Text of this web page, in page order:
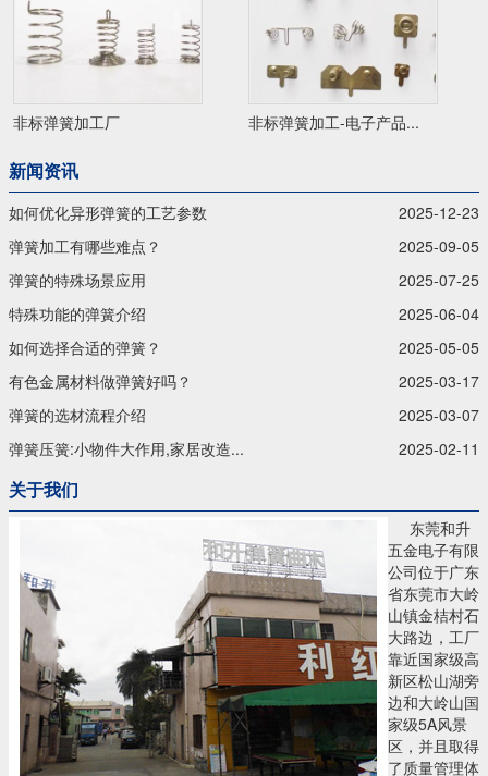
非标弹簧加工厂 非标弹簧加工-电子产品...
新闻资讯
如何优化异形弹簧的工艺参数
2025-12-23
弹簧加工有哪些难点？
2025-09-05
弹簧的特殊场景应用
2025-07-25
特殊功能的弹簧介绍
2025-06-04
如何选择合适的弹簧？
2025-05-05
有色金属材料做弹簧好吗？
2025-03-17
弹簧的选材流程介绍
2025-03-07
弹簧压簧:小物件大作用,家居改造...
2025-02-11
关于我们
东莞和升
五金电子有限
公司位于广东
省东莞市大岭
山镇金桔村石
大路边，工厂
靠近国家级高
新区松山湖旁
边和大岭山国
家级5A风景
区，并且取得
了质量管理体